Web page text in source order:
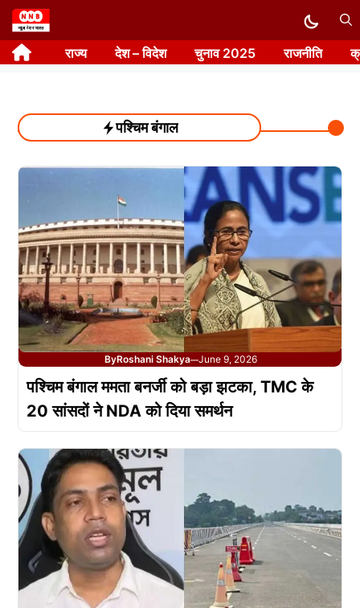
Skip
to
content राज्य देश – विदेश चुनाव 2025 राजनीति
पश्चिम बंगाल
ByRoshani Shakya—June 9, 2026
पश्चिम बंगाल ममता बनर्जी को बड़ा झटका, TMC के
20 सांसदों ने NDA को दिया समर्थन